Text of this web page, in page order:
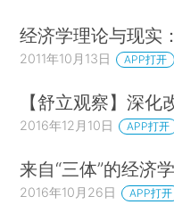
2.科学家
毋庸置疑，保罗·
说领域转变为一门“
Hour栏目中保罗·索
森的采访，发表于
经济学理论与现实
2011年10月13日 APP打开
【舒立观察】深
2016年12月10日 APP打开
来自“三体”的经济
2016年10月26日 APP打开